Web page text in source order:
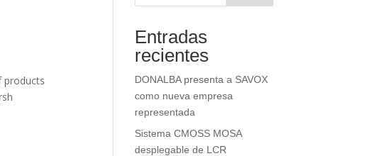
products
Entradas
recientes
DONALBA presenta a SAVOX
como nueva empresa
representada
Sistema CMOSS MOSA
desplegable de LCR